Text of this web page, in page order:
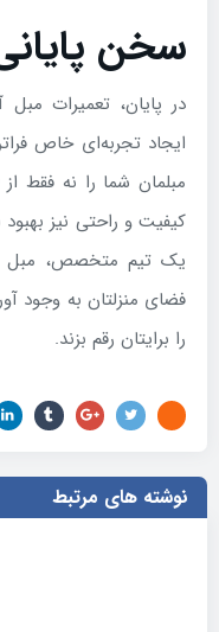
سخن
در پایان، تعمیرات
ایجاد تجربه‌ای خاص
مبلمان شما را نه فقط
کیفیت و راحتی نیز
یک تیم متخصص، مبل
فضای منزلتان به وجود
را برایتان رقم بزند.
نوشته های مرتبط